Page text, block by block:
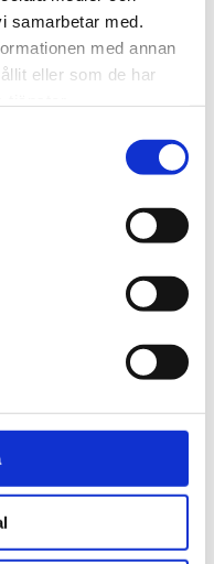
samarbetar med.
med annan
eller som de har
om
cancer­